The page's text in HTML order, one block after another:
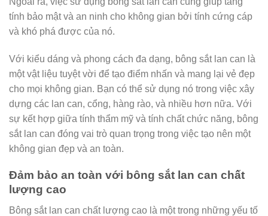
tính bảo mật và an ninh cho không gian bởi tính cứng cáp
và khó phá được của nó.
Với kiểu dáng và phong cách đa dạng, bông sắt lan can là
một vật liệu tuyệt vời để tạo điểm nhấn và mang lại vẻ đẹp
cho mọi không gian. Bạn có thể sử dụng nó trong việc xây
dựng các lan can, cổng, hàng rào, và nhiều hơn nữa. Với
sự kết hợp giữa tính thẩm mỹ và tính chất chức năng, bông
sắt lan can đóng vai trò quan trọng trong việc tạo nên một
không gian đẹp và an toàn.
Đảm bảo an toàn với bông sắt lan can chất
lượng cao
Bông sắt lan can chất lượng cao là một trong những yếu tố